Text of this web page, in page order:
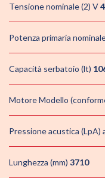
Tensione nominale (2) V
Potenza primaria
Capacità serbatoio (lt)
Motore Modello
Pressione acustica (LpA)
Lunghezza (mm) 3710